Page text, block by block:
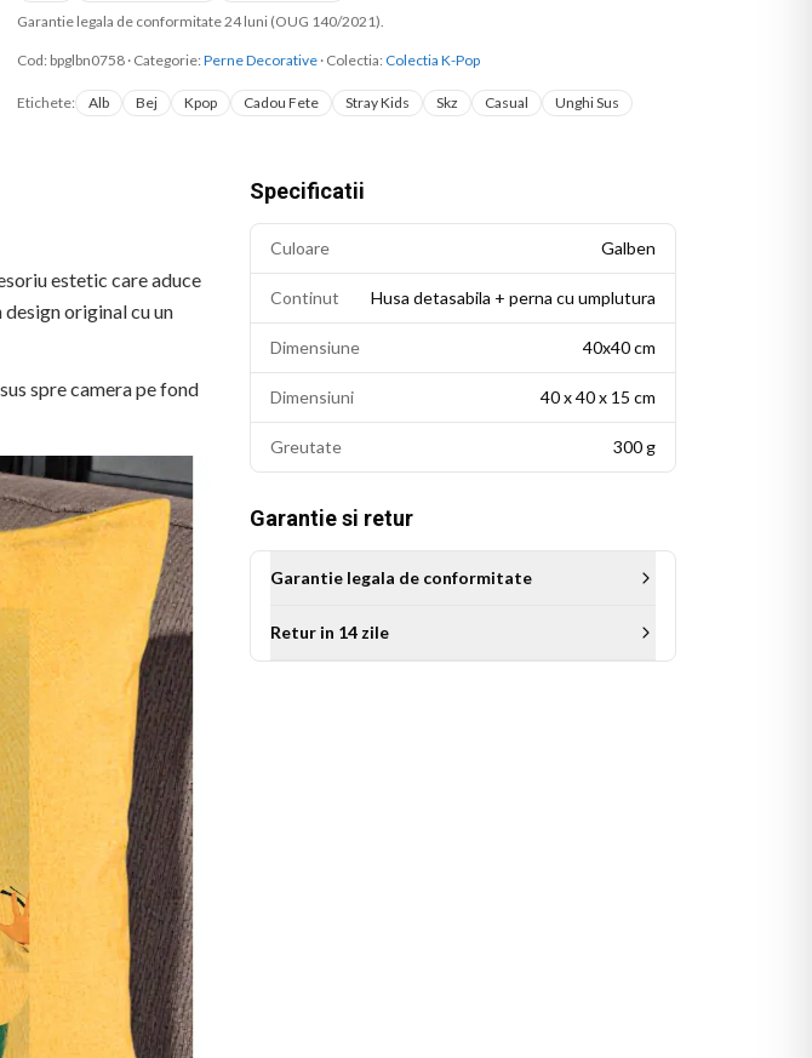
Garantie legala de conformitate 24 luni (OUG 140/2021).
Cod: bpglbn0758 · Categorie: Perne Decorative · Colectia: Colectia K-Pop
Etichete: Alb Bej Kpop Cadou Fete Stray Kids Skz Casual Unghi Sus
estetic care aduce
original cu un
spre camera pe fond
Specificatii
Culoare Galben
Continut Husa detasabila + perna cu umplutura
Dimensiune 40x40 cm
Dimensiuni 40 x 40 x 15 cm
Greutate 300 g
Garantie si retur
Garantie legala de conformitate
Retur in 14 zile